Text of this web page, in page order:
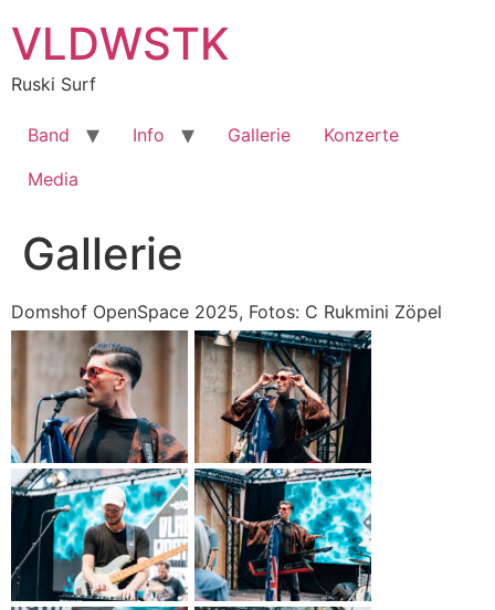
Inhalt
springen
VLDWSTK
Ruski Surf
Band Info Gallerie
Konzerte
Media
Gallerie
Domshof OpenSpace 2025, Fotos: C Rukmini Zöpel